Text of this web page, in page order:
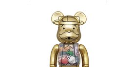
BE@RBRICK SERIES 51
Release Campaign
Special Edition 100％